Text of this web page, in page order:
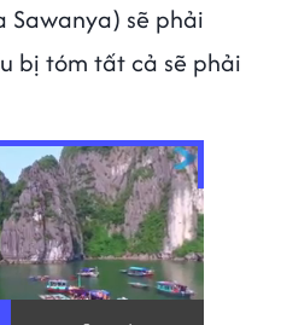
Sawanya) sẽ phải
bị tóm tất cả sẽ phải